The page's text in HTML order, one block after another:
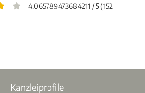
4.065789473684211 /5(152
Kanzleiprofile